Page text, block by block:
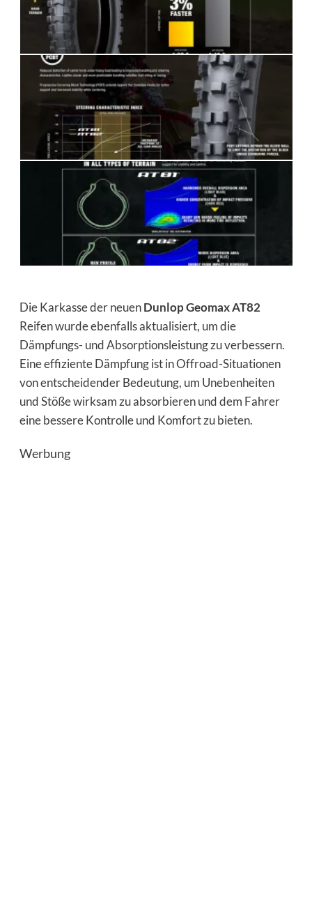
Die Karkasse der neuenDunlop Geomax AT82
Reifen wurde ebenfalls aktualisiert, um die
Dämpfungs- und Absorptionsleistung zu verbessern.
Eine effiziente Dämpfung ist in Offroad-Situationen
von entscheidender Bedeutung, um Unebenheiten
und Stöße wirksam zu absorbieren und dem Fahrer
eine bessere Kontrolle und Komfort zu bieten.
Werbung